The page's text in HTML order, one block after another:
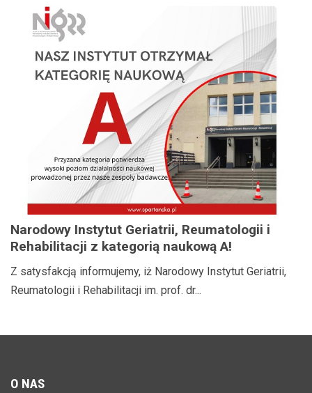
Narodowy Instytut Geriatrii, Reumatologii i
Rehabilitacji z kategorią naukową A!
Z satysfakcją informujemy, iż Narodowy Instytut Geriatrii,
Reumatologii i Rehabilitacji im. prof. dr...
O NAS